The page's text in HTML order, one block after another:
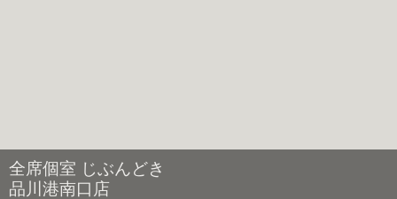
全席個室 じぶんどき
品川港南口店